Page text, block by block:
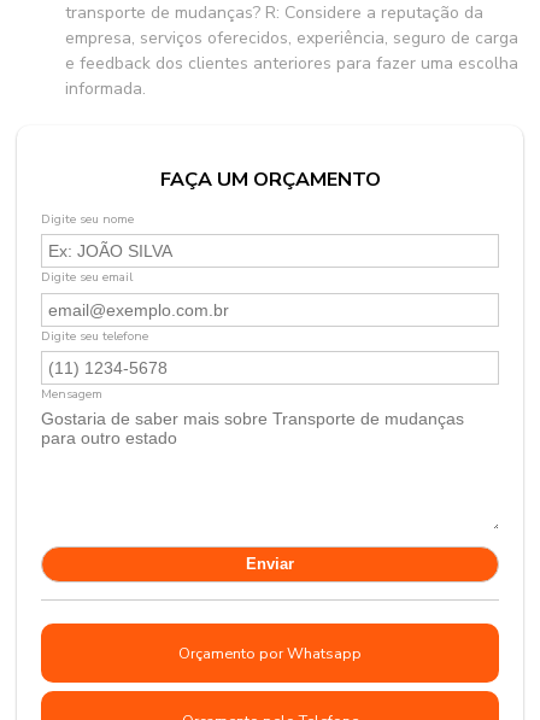
transporte de mudanças? R: Considere a reputação da
empresa, serviços oferecidos, experiência, seguro de carga
e feedback dos clientes anteriores para fazer uma escolha
informada.
FAÇA UM ORÇAMENTO
Digite seu nome
Digite seu email
Digite seu telefone
Mensagem
Orçamento por Whatsapp